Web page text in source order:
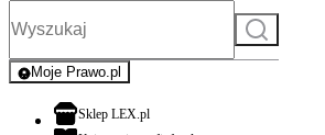
Szukaj
Moje Prawo.pl
- rejestracja i logowanie do serwisu
Sklep LEX.plotwiera się w nowej karcie